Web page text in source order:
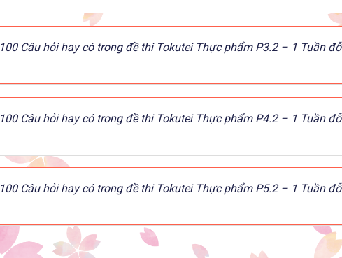
100 Câu hỏi hay có trong đề thi Tokutei Thực phẩm P3.2 – 1 Tuần
100 Câu hỏi hay có trong đề thi Tokutei Thực phẩm P4.2 – 1 Tuần
100 Câu hỏi hay có trong đề thi Tokutei Thực phẩm P5.2 – 1 Tuần